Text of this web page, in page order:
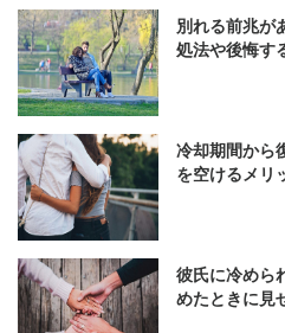
別れる前兆が
処法や後悔す
冷却期間から
を空けるメリ
彼氏に冷めら
めたときに見